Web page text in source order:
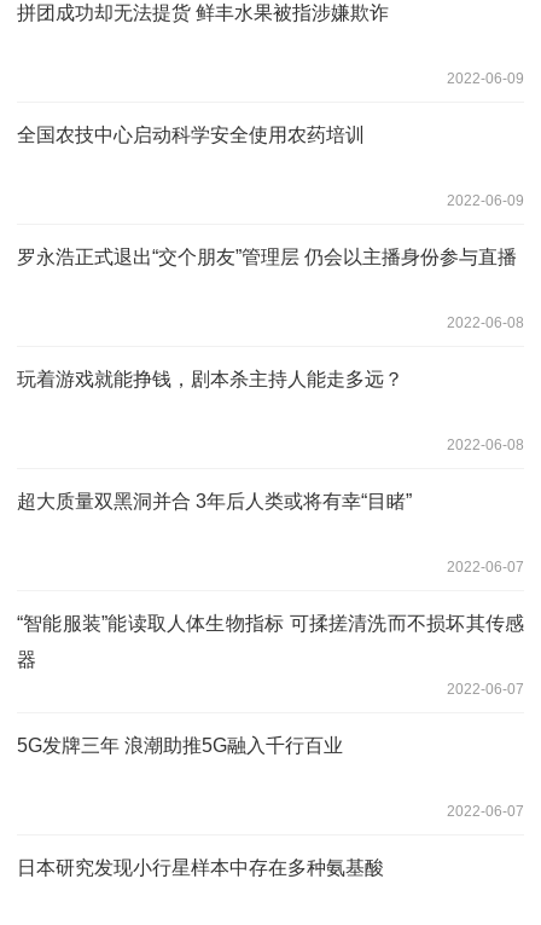
拼团成功却无法提货 鲜丰水果被指涉嫌欺诈
2022-06-09
全国农技中心启动科学安全使用农药培训
2022-06-09
罗永浩正式退出“交个朋友”管理层 仍会以主播身份参与直播
2022-06-08
玩着游戏就能挣钱，剧本杀主持人能走多远？
2022-06-08
超大质量双黑洞并合 3年后人类或将有幸“目睹”
2022-06-07
“智能服装”能读取人体生物指标 可揉搓清洗而不损坏其传感
器
2022-06-07
5G发牌三年 浪潮助推5G融入千行百业
2022-06-07
日本研究发现小行星样本中存在多种氨基酸